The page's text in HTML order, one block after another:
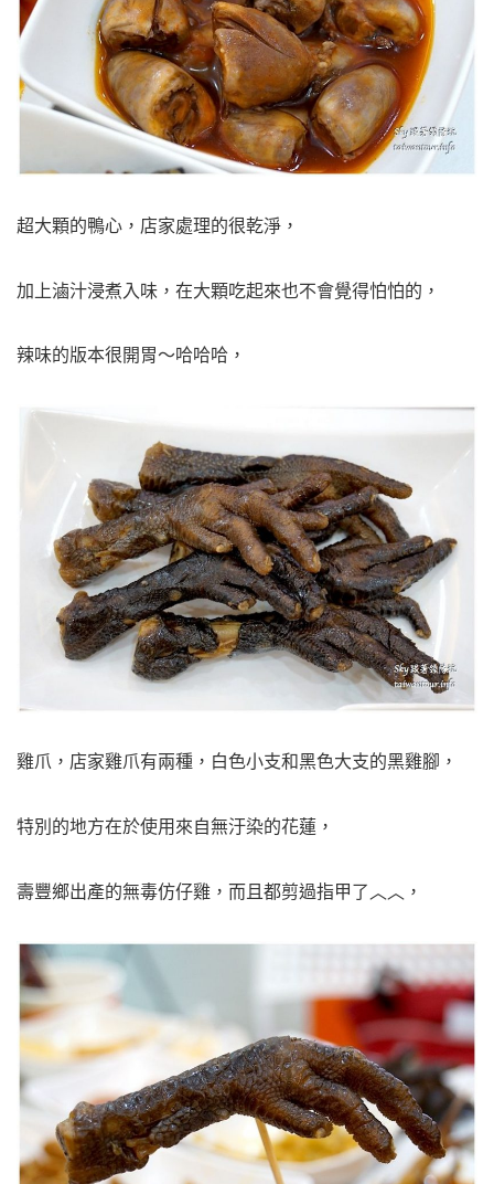
超大顆的鴨心，店家處理的很乾淨，
加上滷汁浸煮入味，在大顆吃起來也不會覺得怕怕的，
辣味的版本很開胃～哈哈哈，
雞爪，店家雞爪有兩種，白色小支和黑色大支的黑雞腳，
特別的地方在於使用來自無汙染的花蓮，
壽豐鄉出產的無毒仿仔雞，而且都剪過指甲了︿︿，